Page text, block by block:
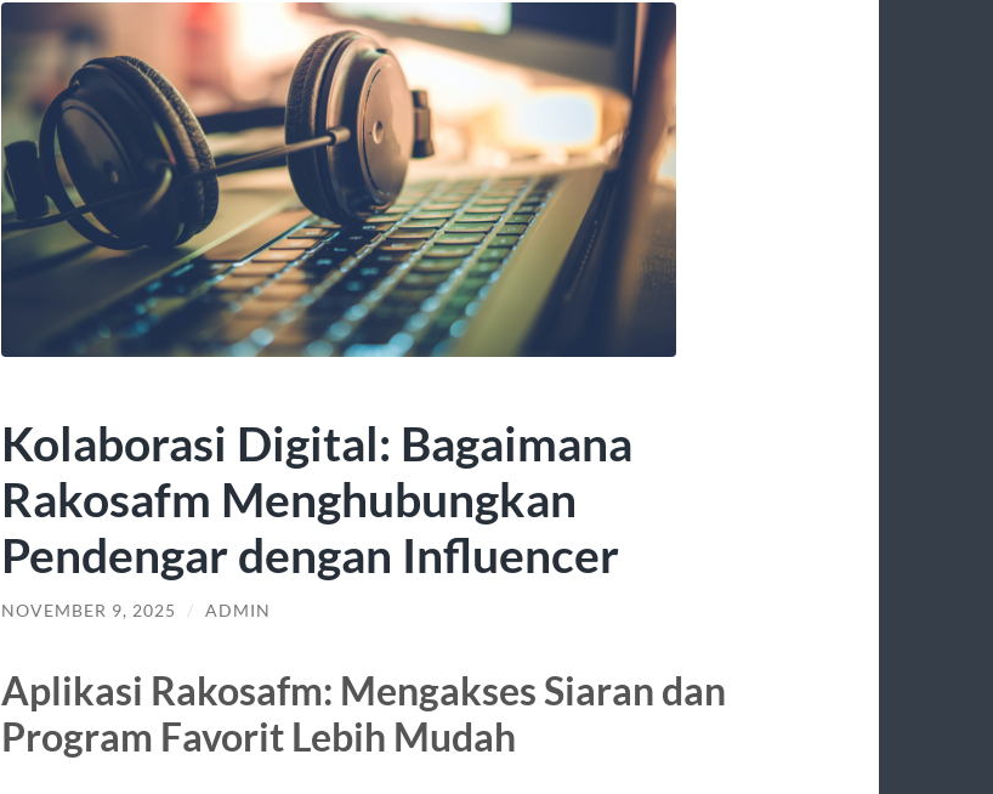
Kolaborasi Digital: Bagaimana
Rakosafm Menghubungkan
Pendengar dengan Influencer
NOVEMBER 9, 2025 / ADMIN
Aplikasi Rakosafm: Mengakses Siaran dan
Program Favorit Lebih Mudah